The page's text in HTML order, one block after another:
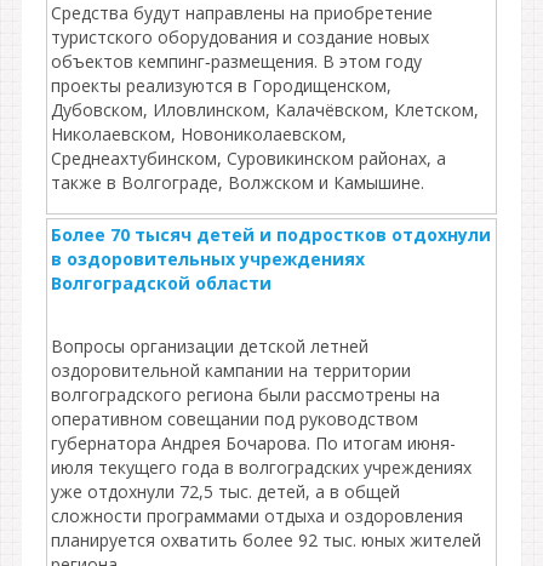
Средства будут направлены на приобретение
туристского оборудования и создание новых
объектов кемпинг‑размещения. В этом году
проекты реализуются в Городищенском,
Дубовском, Иловлинском, Калачёвском, Клетском,
Николаевском, Новониколаевском,
Среднеахтубинском, Суровикинском районах, а
также в Волгограде, Волжском и Камышине.
Более 70 тысяч детей и подростков отдохнули
в оздоровительных учреждениях
Волгоградской области
Вопросы организации детской летней
оздоровительной кампании на территории
волгоградского региона были рассмотрены на
оперативном совещании под руководством
губернатора Андрея Бочарова. По итогам июня-
июля текущего года в волгоградских учреждениях
уже отдохнули 72,5 тыс. детей, а в общей
сложности программами отдыха и оздоровления
планируется охватить более 92 тыс. юных жителей